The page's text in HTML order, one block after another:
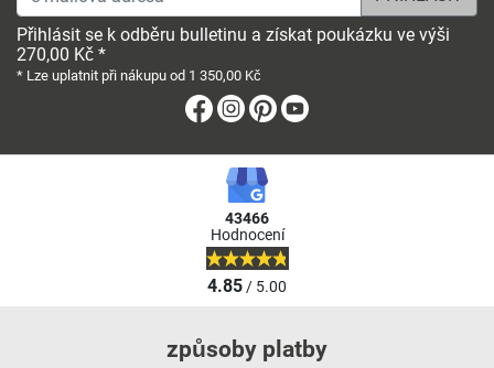
Přihlásit se k odběru bulletinu a získat poukázku ve výši
270,00 Kč *
* Lze uplatnit při nákupu od 1 350,00 Kč
Facebook
Instagram
Pinterest
43466
Hodnocení
4.85/ 5.00
způsoby platby